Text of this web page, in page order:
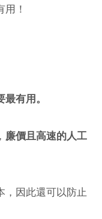
！
有用。
廉價且高速的人工
，因此還可以防止